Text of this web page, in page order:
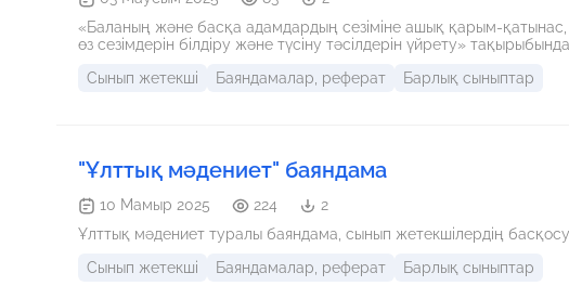
«Баланың және басқа адамдардың сезіміне ашық қарым-
өз сезімдерін білдіру және түсіну тәсілдерін үйрету»
Сынып жетекші
Баяндамалар, реферат Барлық сыныптар
"Ұлттық мәдениет" баяндама
10 Мамыр 2025 224
2
Ұлттық мәдениет туралы баяндама, сынып жетекшілердің
Сынып жетекші
Баяндамалар, реферат Барлық сыныптар